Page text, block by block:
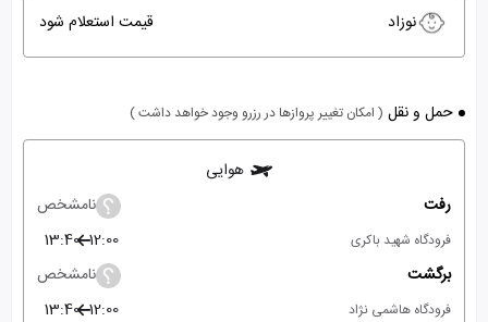
نوزاد قیمت استعلام شود
حمل و نقل ( امکان تغییر پروازها در رزرو وجود خواهد داشت )
هوایی
رفت
نامشخص
فرودگاه شهید باکری 12:00
13:40
برگشت
نامشخص
فرودگاه هاشمی نژاد 12:00
13:40